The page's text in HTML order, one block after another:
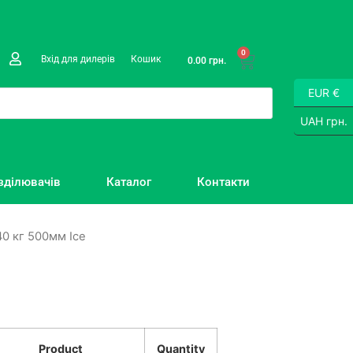
Вхід для дилерів Кошик 0.00 грн.
0
Каталог Контакти
кг 500мм Ice
Product Quantity
EUR €
UAH грн.